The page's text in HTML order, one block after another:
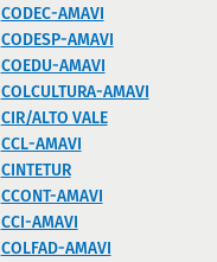
CODEC-AMAVI
CODESP-AMAVI
COEDU-AMAVI
COLCULTURA-AMAVI
CIR/ALTO VALE
CCL-AMAVI
CINTETUR
CCONT-AMAVI
CCI-AMAVI
COLFAD-AMAVI